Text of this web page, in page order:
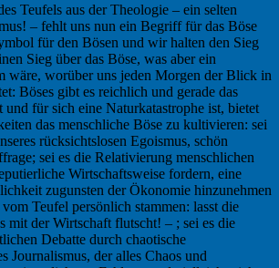
Teufels aus der Theologie – ein selten
– fehlt uns nun ein Begriff für das Böse
für den Bösen und wir halten den Sieg
Sieg über das Böse, was aber ein
wäre, worüber uns jeden Morgen der Blick in
Böses gibt es reichlich und gerade das
und für sich eine Naturkatastrophe ist, bietet
das menschliche Böse zu kultivieren: sei
rücksichtslosen Egoismus, schön
sei es die Relativierung menschlichen
Wirtschaftsweise fordern, eine
zugunsten der Ökonomie hinzunehmen
Teufel persönlich stammen: lasst die
mit der Wirtschaft flutscht! – ; sei es die
Debatte durch chaotische
Journalismus, der alles Chaos und